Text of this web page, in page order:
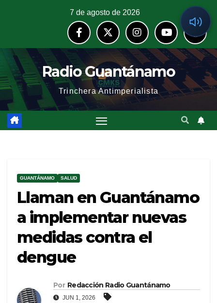
7 de agosto de 2026
Radio Guantánamo
Trinchera Antimperialista
GUANTÁNAMO SALUD
Llaman en Guantánamo
a implementar nuevas
medidas contra el
dengue
Por Redacción Radio Guantánamo
JUN 1, 2026